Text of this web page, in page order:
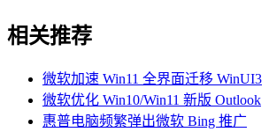
相关推荐
微软加速 Win11 全界面迁移 WinUI3
微软优化 Win10/Win11 新版 Outlook
惠普电脑频繁弹出微软 Bing 推广